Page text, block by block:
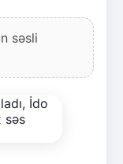
səsli